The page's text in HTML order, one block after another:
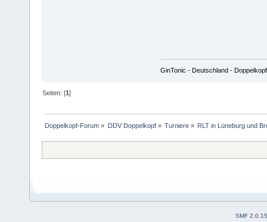
GinTonic - Deutschland - Doppelkopf
Seiten: [1]
Doppelkopf-Forum » DDV Doppelkopf» Turniere» RLT in Lüneburg und
SMF 2.0.15